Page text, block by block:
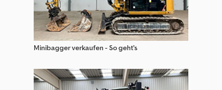
Steinbock Niederhubwagen
Steinbock Schubmaststapler
Steinbock Sonstige Stapler & Flurförderzeuge
Minibagger verkaufen - So geht's